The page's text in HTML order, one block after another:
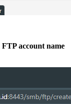
FTP account name